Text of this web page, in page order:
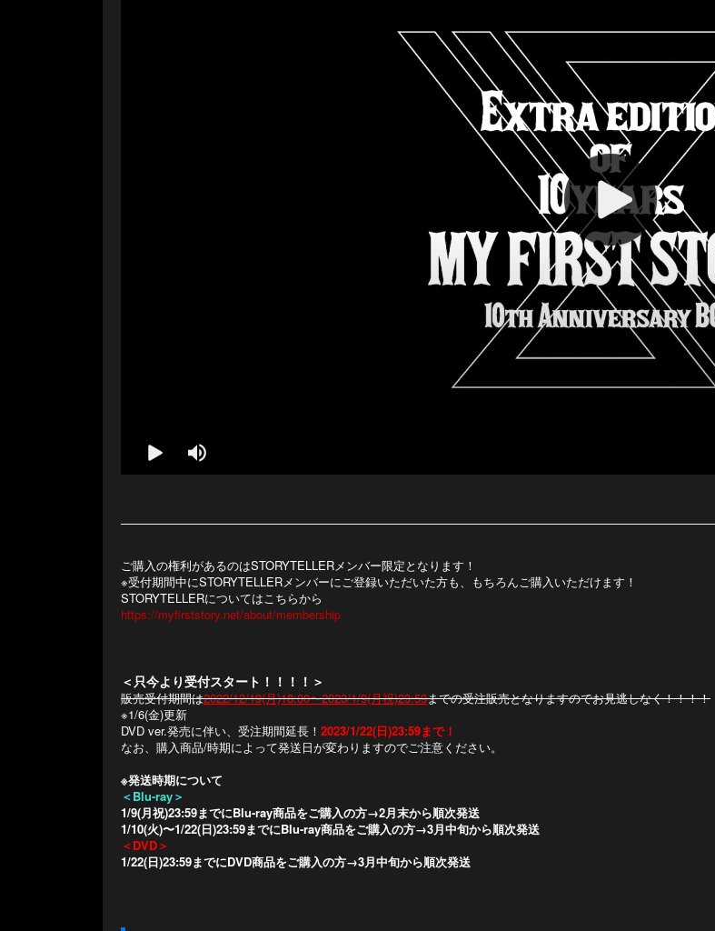
ご購入の権利があるのはSTORYTELLERメンバー限定となります！
※受付期間中にSTORYTELLERメンバーにご登録いただいた方も、もちろんご購入いただけます！
STORYTELLERについてはこちらから
https://myfirststory.net/about/membership
＜只今より受付スタート！！！！＞
販売受付期間は2022/12/19(月)18:00〜2023/1/9(月祝)23:59までの受注販売となりますのでお見逃しなく！！！！
※1/6(金)更新
DVD ver.発売に伴い、受注期間延長！ 2023/1/22(日)23:59まで！
なお、購入商品/時期によって発送日が変わりますのでご注意ください。
※発送時期について
＜Blu-ray＞
1/9(月祝)23:59までにBlu-ray商品をご購入の方→2月末から順次発送
1/10(火)〜1/22(日)23:59までにBlu-ray商品をご購入の方→3月中旬から順次発送
＜DVD＞
1/22(日)23:59までにDVD商品をご購入の方→3月中旬から順次発送